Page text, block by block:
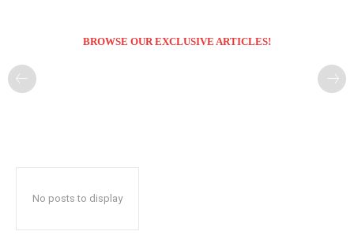
BROWSE OUR EXCLUSIVE ARTICLES!
No posts to display